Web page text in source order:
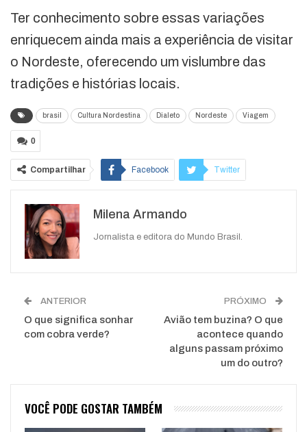
Ter conhecimento sobre essas variações
enriquecem ainda mais a experiência de visitar
o Nordeste, oferecendo um vislumbre das
tradições e histórias locais.
brasil Cultura Nordestina Dialeto Nordeste Viagem
0
Compartilhar Facebook Twitter
WhatsApp
Milena Armando
Jornalista e editora do Mundo Brasil.
ANTERIOR
O que significa sonhar
com cobra verde?
PRÓXIMO
Avião tem buzina? O que
acontece quando
alguns passam próximo
um do outro?
VOCÊ PODE GOSTAR TAMBÉM